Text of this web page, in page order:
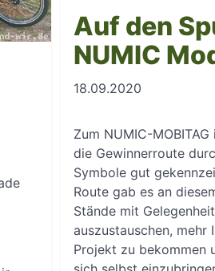
Auf den
NUMIC
18.09.2020
Zum NUMIC-
die Gewinnerroute
Symbole gut
Route gab es an
Stände mit
auszustauschen, mehr
Projekt zu bekommen